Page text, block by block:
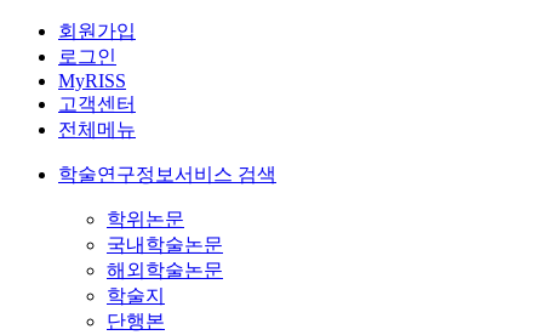
회원가입
로그인
MyRISS
고객센터
전체메뉴
학술연구정보서비스 검색
학위논문
국내학술논문
해외학술논문
학술지
단행본